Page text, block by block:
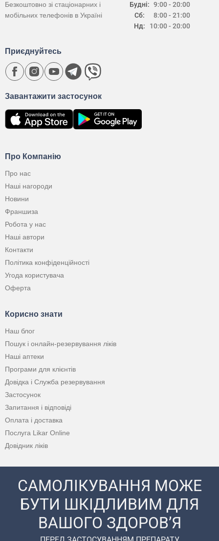
Будні:
Сб:
Нд:
9:00 - 20:00
8:00 - 21:00
10:00 - 20:00
Безкоштовно зі стаціонарних і
мобільних телефонів в Україні
Про Компанію
Про нас
Наші нагороди
Новини
Франшиза
Робота у нас
Наші автори
Контакти
Політика конфіденційності
Угода користувача
Оферта
Корисно знати
Наш блог
Пошук і онлайн-резервування ліків
Наші аптеки
Програми для клієнтів
Довідка і Служба резервування
Застосунок
Запитання і відповіді
Оплата і доставка
Послуга Likar Online
Довідник ліків
Завантажити застосунок
Приєднуйтесь
САМОЛІКУВАННЯ МОЖЕ
БУТИ ШКІДЛИВИМ ДЛЯ
ВАШОГО ЗДОРОВ’Я